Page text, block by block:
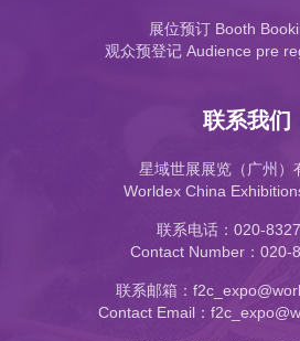
展位预订 Booth
观众预登记 Audience pre
联系我们
星域世展展览（广州）
Worldex China
联系电话：020-
Contact Number：020-
联系邮箱：
Contact Email：